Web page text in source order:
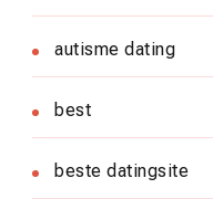
autisme dating
best
beste datingsite